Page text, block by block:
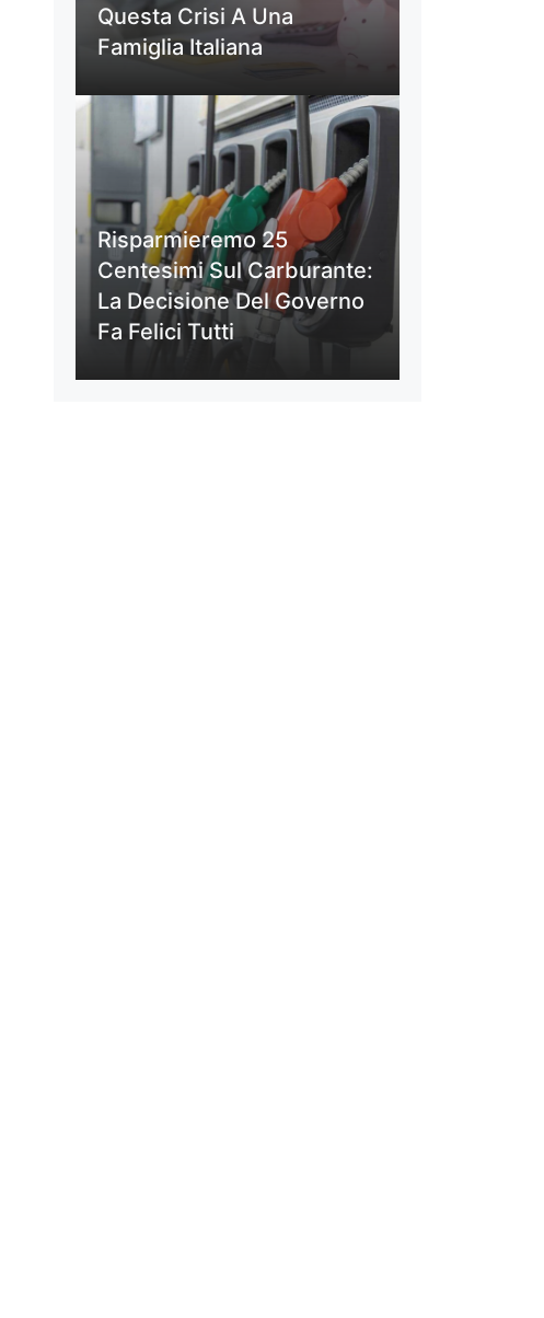
Questa Crisi A Una
Famiglia Italiana
Risparmieremo 25
Centesimi Sul Carburante:
La Decisione Del Governo
Fa Felici Tutti